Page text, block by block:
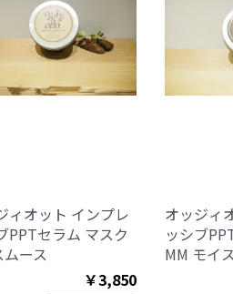
ィオット インプレ
PPTセラム マスク
ース
￥3,850
オッジィ
ッシブ
MM モイ